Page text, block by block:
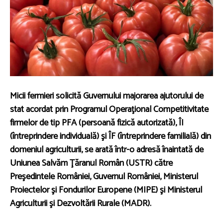
Micii fermieri solicită Guvernului majorarea ajutorului de
stat acordat prin Programul Operaţional Competitivitate
firmelor de tip PFA (persoană fizică autorizată), ÎI
(întreprindere individuală) şi ÎF (întreprindere familială) din
domeniul agriculturii, se arată într-o adresă înaintată de
Uniunea Salvăm Ţăranul Român (USTR) către
Preşedintele României, Guvernul României, Ministerul
Proiectelor şi Fondurilor Europene (MIPE) şi Ministerul
Agriculturii şi Dezvoltării Rurale (MADR).